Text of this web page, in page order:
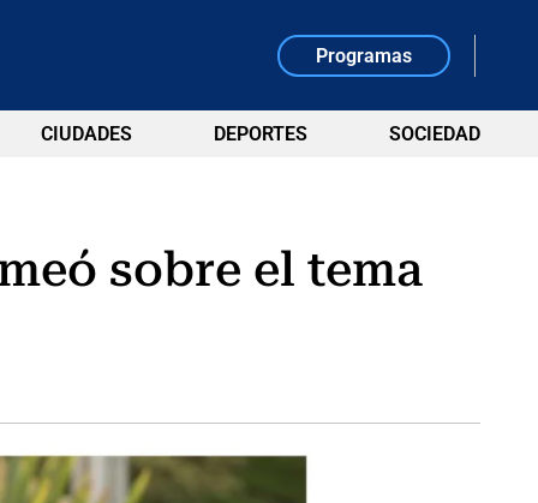
Programas
CIUDADES DEPORTES SOCIEDAD
sobre el tema